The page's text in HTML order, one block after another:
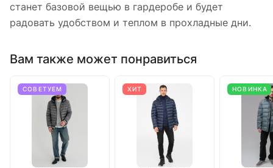
станет базовой вещью в гардеробе и будет
радовать удобством и теплом в прохладные дни.
Вам также может понравиться
СОВЕТУЕМ ХИТ НОВИНКА